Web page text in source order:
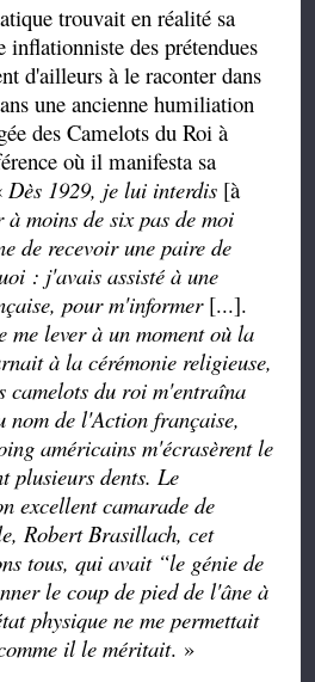
trouvait en réalité sa
inflationniste des prétendues
d'ailleurs à le raconter dans
une ancienne humiliation
des Camelots du Roi à
où il manifesta sa
Dès 1929, je lui interdis [à
à moins de six pas de moi
de recevoir une paire de
: j'avais assisté à une
pour m'informer [...].
me lever à un moment où la
à la cérémonie religieuse,
camelots du roi m'entraîna
nom de l'Action française,
américainsm'écrasèrent le
plusieurs dents. Le
excellent camarade de
Robert Brasillach, cet
tous, qui avait “le génie de
le coup de pied de l'âne à
physique ne me permettait
il le méritait. »